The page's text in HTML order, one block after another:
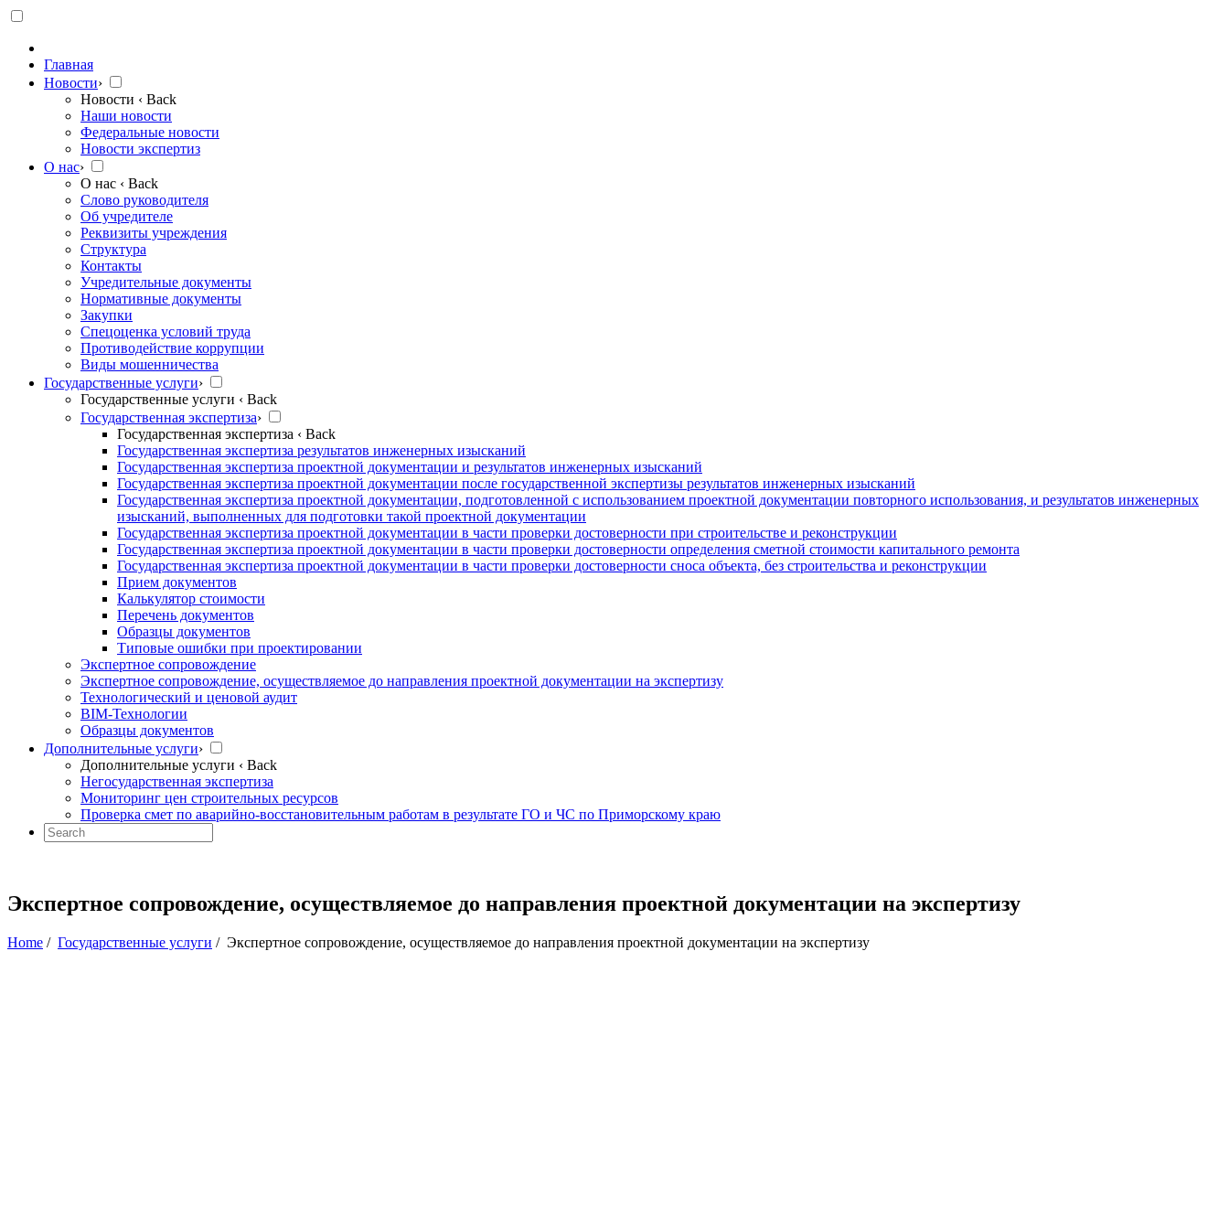
Главная
Новости›
Новости ‹ Back
Наши новости
Федеральные новости
Новости экспертиз
О нас›
О нас ‹ Back
Слово руководителя
Об учредителе
Реквизиты учреждения
Структура
Контакты
Учредительные документы
Нормативные документы
Закупки
Спецоценка условий труда
Противодействие коррупции
Виды мошенничества
Государственные услуги›
Государственные услуги ‹ Back
Государственная экспертиза›
Государственная экспертиза ‹ Back
Государственная экспертиза результатов инженерных изысканий
Государственная экспертиза проектной документации и результатов инженерных изысканий
Государственная экспертиза проектной документации после государственной экспертизы результатов инженерных изысканий
Государственная экспертиза проектной документации, подготовленной с использованием проектной документации повторного использования, и результатов инженерных
изысканий, выполненных для подготовки такой проектной документации
Государственная экспертиза проектной документации в части проверки достоверности при строительстве и реконструкции
Государственная экспертиза проектной документации в части проверки достоверности определения сметной стоимости капитального ремонта
Государственная экспертиза проектной документации в части проверки достоверности сноса объекта, без строительства и реконструкции
Прием документов
Калькулятор стоимости
Перечень документов
Образцы документов
Типовые ошибки при проектировании
Экспертное сопровождение
Экспертное сопровождение, осуществляемое до направления проектной документации на экспертизу
Технологический и ценовой аудит
BIM-Технологии
Образцы документов
Дополнительные услуги›
Дополнительные услуги ‹ Back
Негосударственная экспертиза
Мониторинг цен строительных ресурсов
Проверка смет по аварийно-восстановительным работам в результате ГО и ЧС по Приморскому краю
Экспертное сопровождение, осуществляемое до направления проектной документации на экспертизу
Home / Государственные услуги / Экспертное сопровождение, осуществляемое до направления проектной документации на экспертизу